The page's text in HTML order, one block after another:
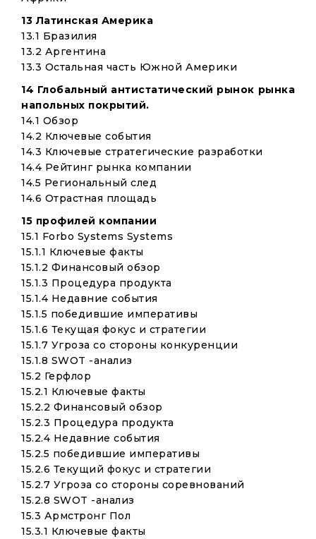
13 Латинская Америка
13.1 Бразилия
13.2 Аргентина
13.3 Остальная часть Южной Америки
14 Глобальный антистатический рынок рынка
напольных покрытий.
14.1 Обзор
14.2 Ключевые события
14.3 Ключевые стратегические разработки
14.4 Рейтинг рынка компании
14.5 Региональный след
14.6 Отрастная площадь
15 профилей компании
15.1 Forbo Systems Systems
15.1.1 Ключевые факты
15.1.2 Финансовый обзор
15.1.3 Процедура продукта
15.1.4 Недавние события
15.1.5 победившие императивы
15.1.6 Текущая фокус и стратегии
15.1.7 Угроза со стороны конкуренции
15.1.8 SWOT -анализ
15.2 Герфлор
15.2.1 Ключевые факты
15.2.2 Финансовый обзор
15.2.3 Процедура продукта
15.2.4 Недавние события
15.2.5 победившие императивы
15.2.6 Текущий фокус и стратегии
15.2.7 Угроза со стороны соревнований
15.2.8 SWOT -анализ
15.3 Армстронг Пол
15.3.1 Ключевые факты